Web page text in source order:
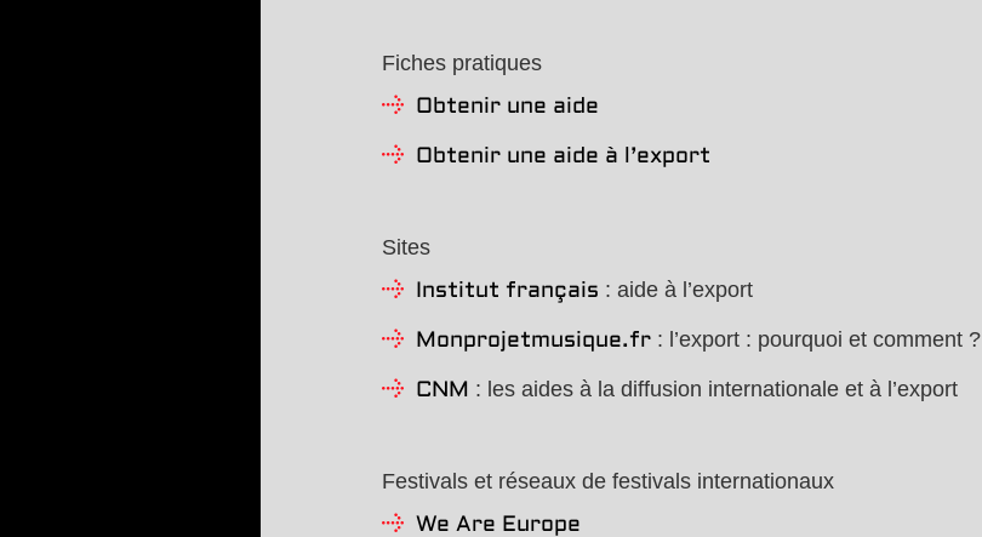
Fiches pratiques
Obtenir une aide
Obtenir une aide à l’export
Sites
Institut français : aide à l’export
Monprojetmusique.fr: l’export : pourquoi et comment ?
CNM : les aides à la diffusion internationale et à l’export
Festivals et réseaux de festivals internationaux
We Are Europe